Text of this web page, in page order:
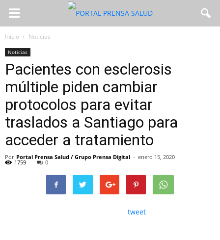
Inicio Noticias
Noticias
Pacientes con esclerosis
múltiple piden cambiar
protocolos para evitar
traslados a Santiago para
acceder a tratamiento
Por Portal Prensa Salud / Grupo Prensa Digital - enero 15, 2020
1759 0
tweet